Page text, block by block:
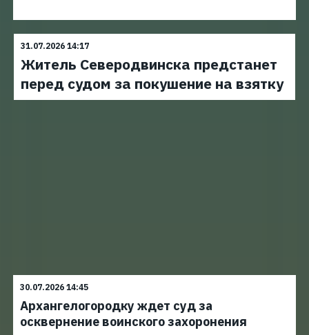
31.07.2026 14:17
Житель Северодвинска предстанет
перед судом за покушение на взятку
30.07.2026 14:45
Архангелогородку ждет суд за
осквернение воинского захоронения